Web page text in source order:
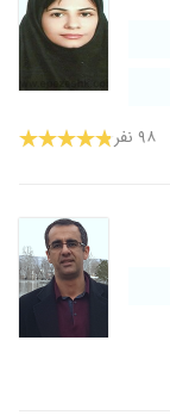
۹۸ نفر